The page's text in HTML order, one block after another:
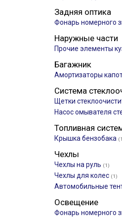
Задняя оптика
Фонарь номерного
Наружные части
Прочие элементы
Багажник
Амортизаторы
Система
Щетки
Насос омывателя
Топливная
Крышка бензобака
Чехлы
Чехлы на руль (1)
Чехлы для колес (1)
Автомобильные
Освещение
Фонарь номерного